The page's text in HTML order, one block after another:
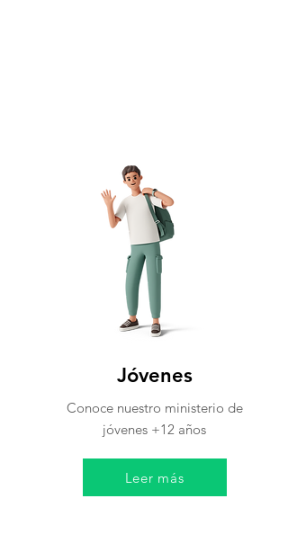
Jóvenes
Conoce nuestro ministerio de
jóvenes +12 años
Leer más